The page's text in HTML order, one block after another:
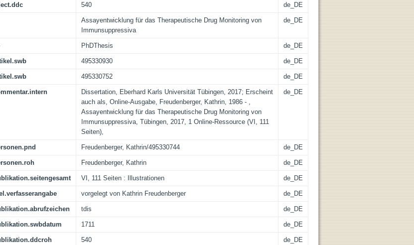
540 de_DE
Assayentwicklung für das Therapeutische Drug Monitoring von
Immunsuppressiva
de_DE
PhDThesis de_DE
495330930 de_DE
495330752 de_DE
Dissertation, Eberhard Karls Universität Tübingen, 2017; Erscheint
auch als, Online-Ausgabe, Freudenberger, Kathrin, 1986 - ,
Assayentwicklung für das Therapeutische Drug Monitoring von
Immunsuppressiva, Tübingen, 2017, 1 Online-Ressource (VI, 111
Seiten),
de_DE
Freudenberger, Kathrin/495330744 de_DE
Freudenberger, Kathrin de_DE
VI, 111 Seiten : Illustrationen de_DE
vorgelegt von Kathrin Freudenberger de_DE
tdis de_DE
1711 de_DE
540 de_DE